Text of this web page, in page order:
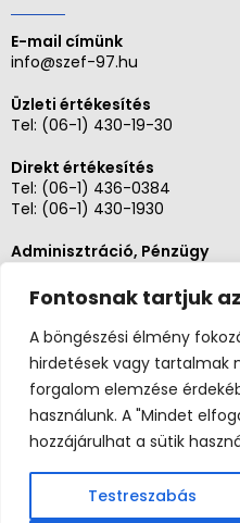
Fontosnak tartjuk
A böngészési élmény
hirdetések vagy tartalmak
forgalom elemzése
használunk. A "Mindet
hozzájárulhat a sütik
Testreszabás
E-mail címünk
info@szef-97.hu
Üzleti értékesítés
Tel: (06-1) 430-19-30
Direkt értékesítés
Tel: (06-1) 436-0384
Tel: (06-1) 430-1930
Adminisztráció, Pénzügy
Szerviz és karbantartás
Tel: (06-20)3268654
Tel: (06-1) 436-0384